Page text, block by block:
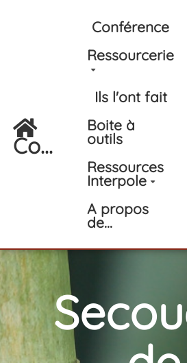
Aller au contenu principal
Co...
Conférence
Ressourcerie
Ils l'ont fait
Boite à
outils
Ressources
Interpole
A propos
de...